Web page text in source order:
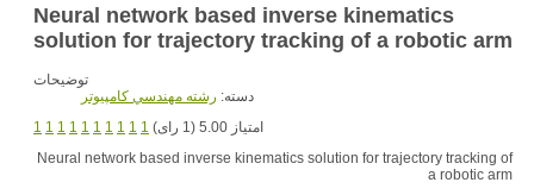
Neural network based inverse kinematics
solution for trajectory tracking of a robotic arm
توضیحات
دسته: رشته مهندسي کامپيوتر
1 1 1 1 1 1 1 1 1 1
امتیاز 5.00 (1 رای)
Neural network based inverse kinematics solution for trajectory tracking of
a robotic arm